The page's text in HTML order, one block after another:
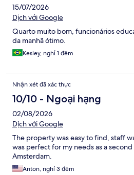
15/07/2026
Dịch với Google
Quarto muito bom, funcionários
da manhã ótimo.
Kesley, nghỉ 1 đêm
Nhận xét đã xác thực
10/10 - Ngoại hạng
02/08/2026
Dịch với Google
The property was easy to find, staff
was perfect for my needs as a
Amsterdam.
Anton, nghỉ 3 đêm